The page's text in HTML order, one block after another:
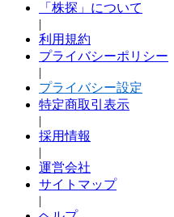
「株探」について
|
利用規約
プライバシーポリシー
|
プライバシー設定
特定商取引表示
|
採用情報
|
運営会社
サイトマップ
|